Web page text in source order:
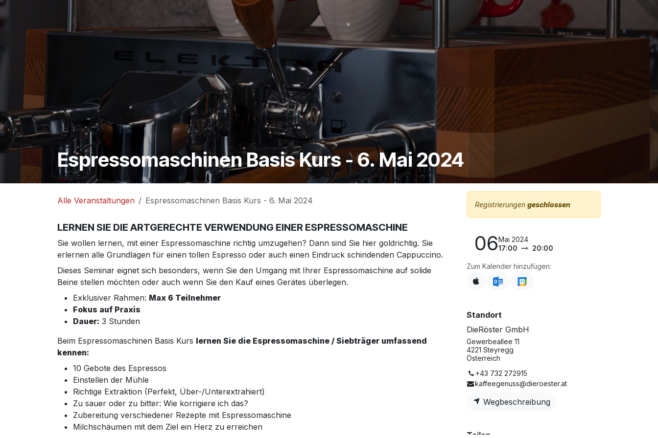
Espressomaschinen Basis Kurs - 6. Mai 2024
Alle Veranstaltungen Espressomaschinen Basis Kurs - 6. Mai 2024
LERNEN SIE DIE ARTGERECHTE VERWENDUNG EINER ESPRESSOMASCHINE
Sie wollen lernen, mit einer Espressomaschine richtig umzugehen? Dann sind Sie hier goldrichtig. Sie
erlernen alle Grundlagen für einen tollen Espresso oder auch einen Eindruck schindenden Cappuccino.
Dieses Seminar eignet sich besonders, wenn Sie den Umgang mit Ihrer Espressomaschine auf solide
Beine stellen möchten oder auch wenn Sie den Kauf eines Gerätes überlegen.
Exklusiver Rahmen: Max 6 Teilnehmer
Fokus auf Praxis
Dauer: 3 Stunden
Beim Espressomaschinen Basis Kurs lernen Sie die Espressomaschine / Siebträger umfassend
kennen:
10 Gebote des Espressos
Einstellen der Mühle
Richtige Extraktion (Perfekt, Über-/Unterextrahiert)
Zu sauer oder zu bitter: Wie korrigiere ich das?
Zubereitung verschiedener Rezepte mit Espressomaschine
Milchschäumen mit dem Ziel ein Herz zu erreichen
Registrierungen geschlossen
06Mai 2024
17:00
20:00
Zum Kalender hinzufügen:
Standort
DieRöster GmbH
Gewerbeallee 11
4221 Steyregg
Österreich
+43 732 272915
kaffeegenuss@dieroester.at
Wegbeschreibung
Teilen